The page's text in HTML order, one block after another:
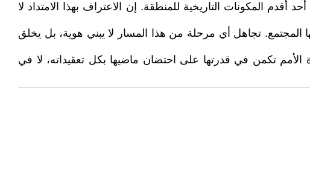
المكونات التاريخية للمنطقة. إن الاعتراف بهذا الامتداد لا
المجتمع. تجاهل أي مرحلة من هذا المسار لا يبني هوية، بل يخلق
تكمن في قدرتها على احتضان ماضيها بكل تعقيداته، لا في